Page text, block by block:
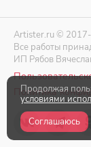
Artister.ru ©
Все работы
ИП Рябов
Политика
Продолжая
условиями
Соглашаюсь